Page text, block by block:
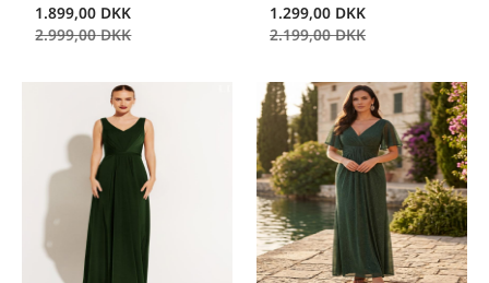
1.899,00 DKK
2.999,00 DKK
1.299,00 DKK
2.199,00 DKK